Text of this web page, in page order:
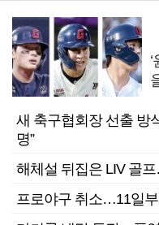
새 축구협회장 선출
명”
해체설 뒤집은 LIV 골
프로야구 취소…11일부